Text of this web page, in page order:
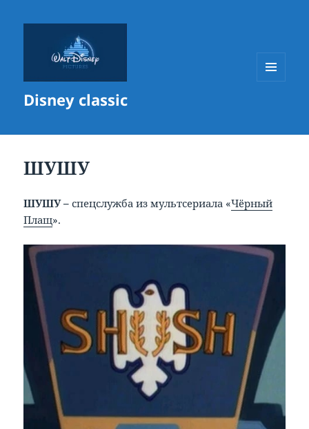
Disney classic
ШУШУ
ШУШУ –спецслужба из мультсериала «Чёрный
Плащ».